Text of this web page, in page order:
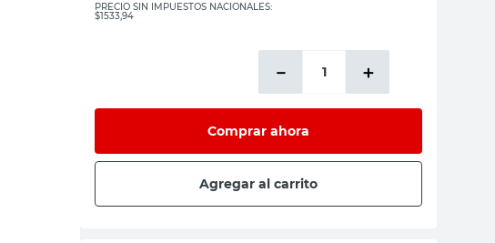
PRECIO SIN IMPUESTOS NACIONALES:
$1533,94
＋
－
Comprar ahora
Agregar al carrito